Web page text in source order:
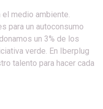
medio ambiente.
para un autoconsumo
un 3% de los
verde. En Iberplug
talento para hacer cada